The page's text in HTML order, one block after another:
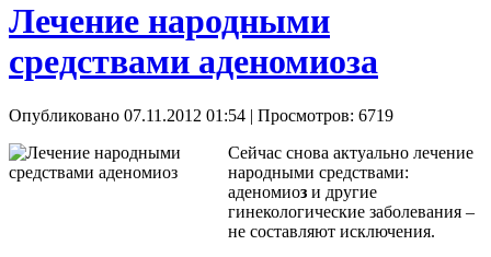
Лечение народными
средствами аденомиоза
Опубликовано 07.11.2012 01:54 | Просмотров: 6719
Сейчас снова актуально лечение
народными средствами:
аденомиоз и другие
гинекологические заболевания –
не составляют исключения.